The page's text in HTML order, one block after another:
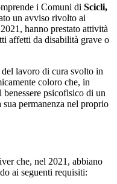
i Comuni di Scicli,
un avviso rivolto ai
hanno prestato attività
affetti da disabilità grave o
lavoro di cura svolto in
coloro che, in
psicofisico di un
permanenza nel proprio
che, nel 2021, abbiano
ai seguenti requisiti: